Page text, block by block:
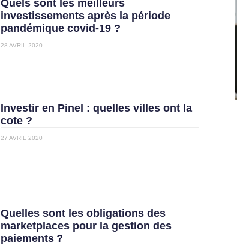
Quels sont les meilleurs
investissements après la période
pandémique covid-19 ?
28 AVRIL 2020
Investir en Pinel : quelles villes ont la
cote ?
27 AVRIL 2020
Quelles sont les obligations des
marketplaces pour la gestion des
paiements ?